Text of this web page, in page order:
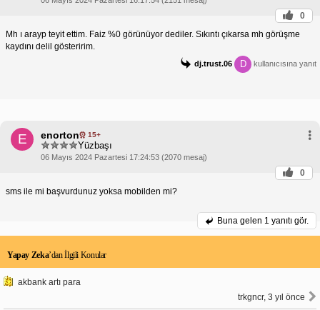
0
Mh ı arayp teyit ettim. Faiz %0 görünüyor dediler. Sıkıntı çıkarsa mh görüşme
kaydını delil gösteririm.
dj.trust.06 D kullanıcısına yanıt
E enorton 15+
Yüzbaşı
06 Mayıs 2024 Pazartesi 17:24:53 (2070 mesaj)
0
sms ile mi başvurdunuz yoksa mobilden mi?
Buna gelen 1 yanıtı gör.
Yapay Zeka’dan İlgili Konular
akbank artı para
trkgncr, 3 yıl önce